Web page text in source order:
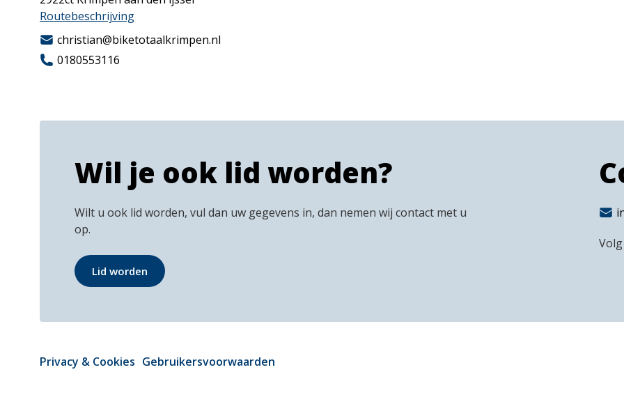
Routebeschrijving
christian@biketotaalkrimpen.nl
0180553116
Wil je ook lid worden?
Wilt u ook lid worden, vul dan uw gegevens in, dan nemen wij contact met u
op.
Lid worden
Privacy & Cookies Gebruikersvoorwaarden